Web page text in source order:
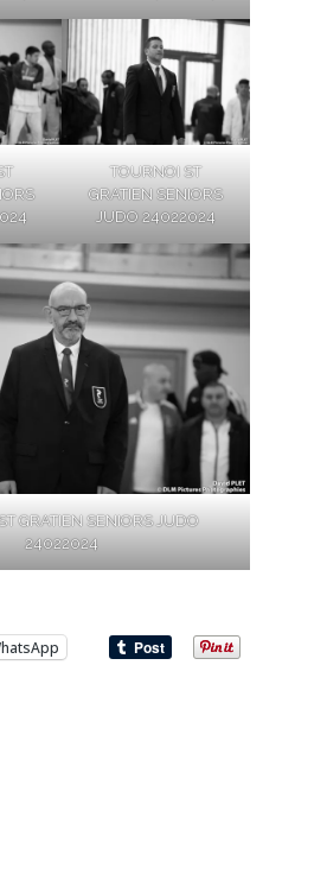
TOURNOI ST
GRATIEN SENIORS
JUDO 24022024
GRATIEN SENIORS JUDO
24022024